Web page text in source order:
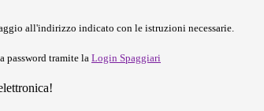
all'indirizzo indicato con le istruzioni necessarie.
password tramite la Login Spaggiari